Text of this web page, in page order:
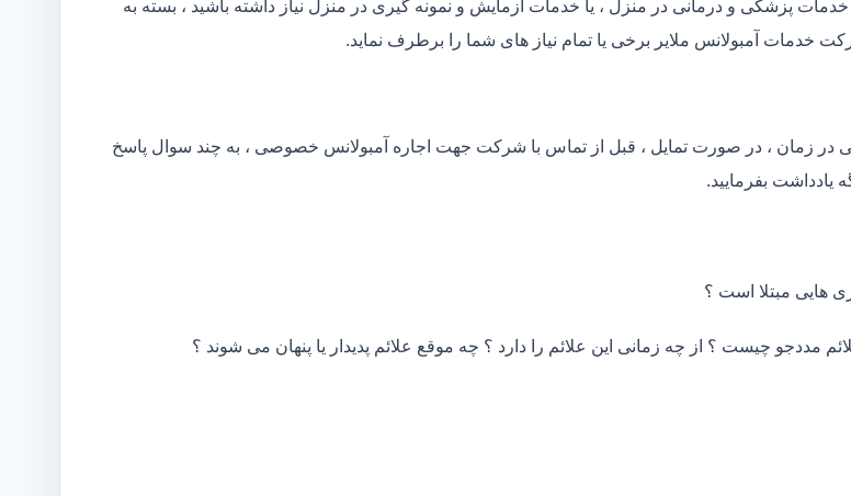
پزشکی و درمانی در منزل ، یا خدمات آزمایش و نمونه گیری در منزل نیاز داشته باشید ، بسته به
آمبولانس ملایر برخی یا تمام نیاز های شما را برطرف نماید.
زمان ، در صورت تمایل ، قبل از تماس با شرکت جهت اجاره آمبولانس خصوصی ، به چند سوال پاسخ
یادداشت بفرمایید.
هایی مبتلا است ؟
مددجو چیست ؟ از چه زمانی این علائم را دارد ؟ چه موقع علائم پدیدار یا پنهان می شوند ؟